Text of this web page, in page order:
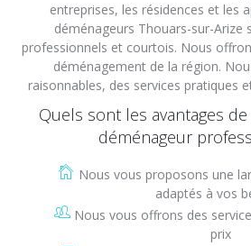
entreprises, les résidences et les
déménageurs Thouars-sur-Arize
professionnels et courtois. Nous
déménagement de la région.
raisonnables, des services pratiques
Quels sont les avantages
déménageur
Nous vous proposons une
adaptés à vos
Nous vous offrons des
prix